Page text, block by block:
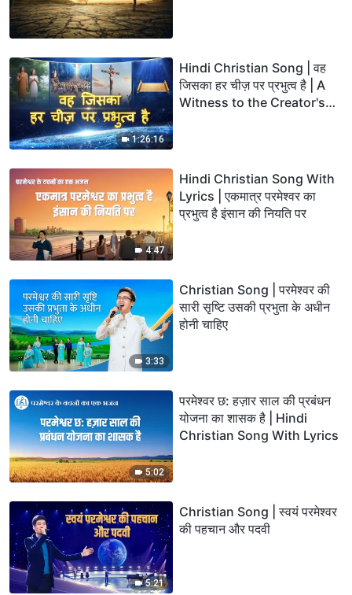
1:26:16
Hindi Christian Song | वह
जिसका हर चीज़ पर प्रभुत्व है | A
Witness to the Creator's
4:47
Hindi Christian Song With
Lyrics | एकमात्र परमेश्वर का
प्रभुत्व है इंसान की नियति पर
3:33
Christian Song | परमेश्वर की
सारी सृष्टि उसकी प्रभुता के अधीन
होनी चाहिए
5:02
परमेश्वर छ: हज़ार साल की प्रबंधन
योजना का शासक है | Hindi
Christian Song With Lyrics
5:21
Christian Song | स्वयं परमेश्वर
की पहचान और पदवी